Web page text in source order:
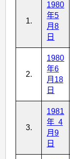
1.
1980
年5
月8
日
2.
1980
年6
月18
日
3.
1981
年 4
月9
日